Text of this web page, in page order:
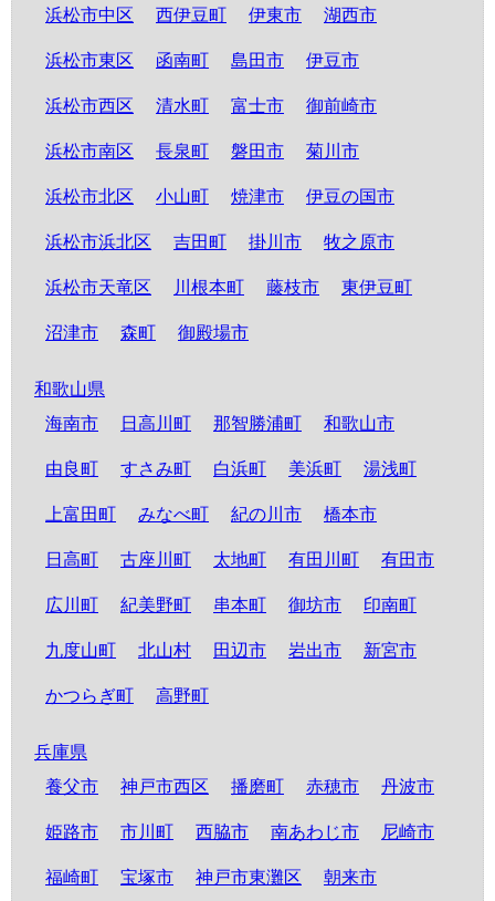
浜松市中区 西伊豆町 伊東市 湖西市
浜松市東区 函南町 島田市 伊豆市
浜松市西区 清水町 富士市 御前崎市
浜松市南区 長泉町 磐田市 菊川市
浜松市北区 小山町 焼津市 伊豆の国市
浜松市浜北区 吉田町 掛川市 牧之原市
浜松市天竜区 川根本町 藤枝市 東伊豆町
沼津市 森町 御殿場市
和歌山県
海南市
日高川町 那智勝浦町 和歌山市
由良町 すさみ町 白浜町 美浜町 湯浅町
上富田町 みなべ町 紀の川市 橋本市
日高町 古座川町 太地町 有田川町 有田市
広川町 紀美野町 串本町 御坊市 印南町
九度山町 北山村 田辺市 岩出市 新宮市
かつらぎ町 高野町
兵庫県
養父市
神戸市西区 播磨町 赤穂市 丹波市
姫路市 市川町 西脇市 南あわじ市 尼崎市
福崎町 宝塚市 神戸市東灘区 朝来市